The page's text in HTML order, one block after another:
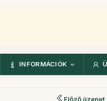
INFORMÁCIÓK
Előző üzenet